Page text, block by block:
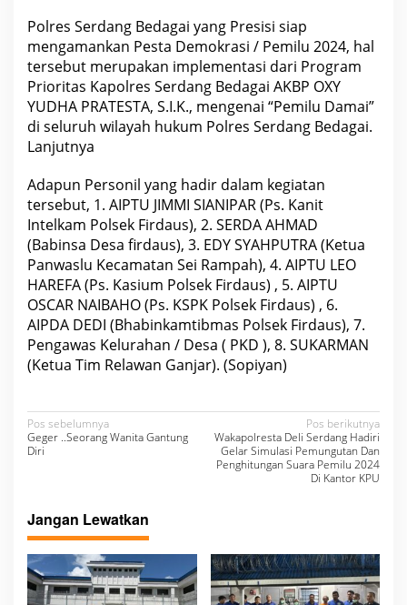
a
n
g
P
e
m
i
l
h
u
n
2
0
2
4
Polres Serdang Bedagai yang Presisi siap
mengamankan Pesta Demokrasi / Pemilu 2024, hal
tersebut merupakan implementasi dari Program
Prioritas Kapolres Serdang Bedagai AKBP OXY
YUDHA PRATESTA, S.I.K., mengenai “Pemilu Damai”
di seluruh wilayah hukum Polres Serdang Bedagai.
Lanjutnya
Adapun Personil yang hadir dalam kegiatan
tersebut, 1. AIPTU JIMMI SIANIPAR (Ps. Kanit
Intelkam Polsek Firdaus), 2. SERDA AHMAD
(Babinsa Desa firdaus), 3. EDY SYAHPUTRA (Ketua
Panwaslu Kecamatan Sei Rampah), 4. AIPTU LEO
HAREFA (Ps. Kasium Polsek Firdaus) , 5. AIPTU
OSCAR NAIBAHO (Ps. KSPK Polsek Firdaus) , 6.
AIPDA DEDI (Bhabinkamtibmas Polsek Firdaus), 7.
Pengawas Kelurahan / Desa ( PKD ), 8. SUKARMAN
(Ketua Tim Relawan Ganjar). (Sopiyan)
N
a
i
g
a
s
Pos sebelumnya
Geger ..Seorang Wanita Gantung
Diri
Pos berikutnya
Wakapolresta Deli Serdang Hadiri
Gelar Simulasi Pemungutan Dan
Penghitungan Suara Pemilu 2024
Di Kantor KPU
Jangan Lewatkan